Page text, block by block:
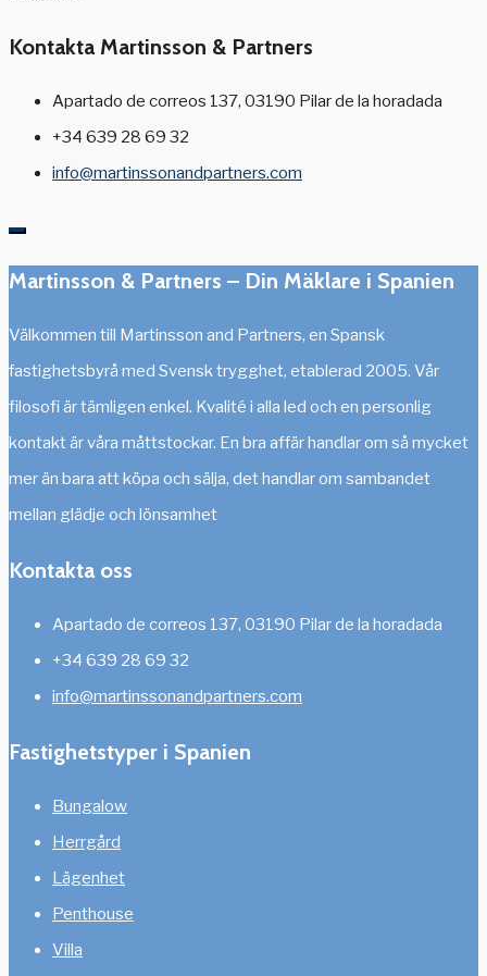
Kontakta Martinsson & Partners
Apartado de correos 137, 03190 Pilar de la horadada
+34 639 28 69 32
info@martinssonandpartners.com
Martinsson & Partners – Din Mäklare i Spanien
Välkommen till Martinsson and Partners, en Spansk
fastighetsbyrå med Svensk trygghet, etablerad 2005. Vår
filosofi är tämligen enkel. Kvalité i alla led och en personlig
kontakt är våra måttstockar. En bra affär handlar om så mycket
mer än bara att köpa och sälja, det handlar om sambandet
mellan glädje och lönsamhet
Kontakta oss
Apartado de correos 137, 03190 Pilar de la horadada
+34 639 28 69 32
info@martinssonandpartners.com
Fastighetstyper i Spanien
Bungalow
Herrgård
Lägenhet
Penthouse
Villa